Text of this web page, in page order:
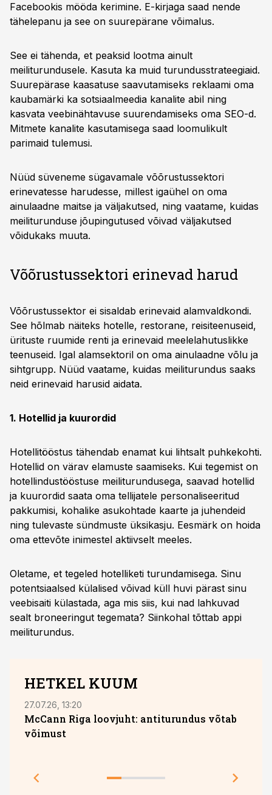
Facebookis mööda kerimine. E-kirjaga saad nende
tähelepanu ja see on suurepärane võimalus.
See ei tähenda, et peaksid lootma ainult
meiliturundusele. Kasuta ka muid turundusstrateegiaid.
Suurepärase kaasatuse saavutamiseks reklaami oma
kaubamärki ka sotsiaalmeedia kanalite abil ning
kasvata veebinähtavuse suurendamiseks oma SEO-d.
Mitmete kanalite kasutamisega saad loomulikult
parimaid tulemusi.
Nüüd süveneme sügavamale võõrustussektori
erinevatesse harudesse, millest igaühel on oma
ainulaadne maitse ja väljakutsed, ning vaatame, kuidas
meiliturunduse jõupingutused võivad väljakutsed
võidukaks muuta.
Võõrustussektori erinevad harud
Võõrustussektor ei sisaldab erinevaid alamvaldkondi.
See hõlmab näiteks hotelle, restorane, reisiteenuseid,
ürituste ruumide renti ja erinevaid meelelahutuslikke
teenuseid. Igal alamsektoril on oma ainulaadne võlu ja
sihtgrupp. Nüüd vaatame, kuidas meiliturundus saaks
neid erinevaid harusid aidata.
1. Hotellid ja kuurordid
Hotellitööstus tähendab enamat kui lihtsalt puhkekohti.
Hotellid on värav elamuste saamiseks. Kui tegemist on
hotellindustööstuse meiliturundusega, saavad hotellid
ja kuurordid saata oma tellijatele personaliseeritud
pakkumisi, kohalike asukohtade kaarte ja juhendeid
ning tulevaste sündmuste üksikasju. Eesmärk on hoida
oma ettevõte inimestel aktiivselt meeles.
Oletame, et tegeled hotelliketi turundamisega. Sinu
potentsiaalsed külalised võivad küll huvi pärast sinu
veebisaiti külastada, aga mis siis, kui nad lahkuvad
sealt broneeringut tegemata? Siinkohal tõttab appi
meiliturundus.
HETKEL KUUM
27.07.26, 13:20
McCann Riga loovjuht: antiturundus võtab
võimust